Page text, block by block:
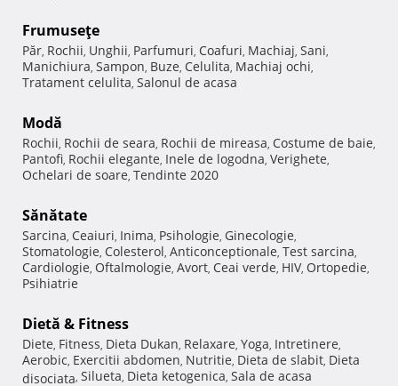
Frumuseţe
Păr, Rochii, Unghii, Parfumuri, Coafuri, Machiaj, Sani,
Manichiura, Sampon, Buze, Celulita, Machiaj ochi,
Tratament celulita, Salonul de acasa
Modă
Rochii, Rochii de seara, Rochii de mireasa, Costume de baie,
Pantofi, Rochii elegante, Inele de logodna, Verighete,
Ochelari de soare, Tendinte 2020
Sănătate
Sarcina, Ceaiuri, Inima, Psihologie, Ginecologie,
Stomatologie, Colesterol, Anticonceptionale, Test sarcina,
Cardiologie, Oftalmologie, Avort, Ceai verde, HIV, Ortopedie,
Psihiatrie
Dietă & Fitness
Diete, Fitness, Dieta Dukan, Relaxare, Yoga, Intretinere,
Aerobic, Exercitii abdomen, Nutritie, Dieta de slabit, Dieta
disociata, Silueta, Dieta ketogenica, Sala de acasa